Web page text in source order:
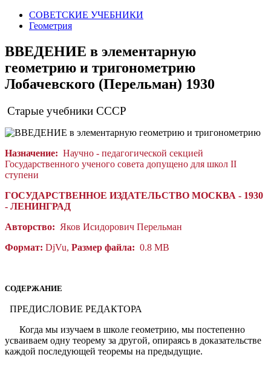
СОВЕТСКИЕ УЧЕБНИКИ
Геометрия
ВВЕДЕНИЕ в элементарную
геометрию и тригонометрию
Лобачевского (Перельман) 1930
Старые учебники СССР
Назначение: Научно - педагогической секцией
Государственного ученого совета допущено для школ II
ступени
ГОСУДАРСТВЕННОЕ ИЗДАТЕЛЬСТВО МОСКВА - 1930
- ЛЕНИНГРАД
Авторство: Яков Исидорович Перельман
Формат: DjVu, Размер файла: 0.8 MB
СОДЕРЖАНИЕ
ПРЕДИСЛОВИЕ РЕДАКТОРА
Когда мы изучаем в школе геометрию, мы постепенно
усваиваем одну теорему за другой, опираясь в доказательстве
каждой последующей теоремы на предыдущие.